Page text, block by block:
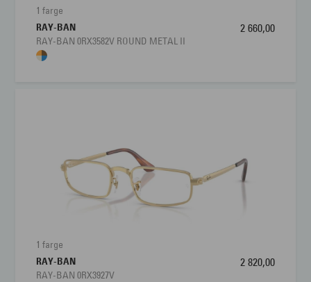
1 farge
RAY-BAN
RAY-BAN 0RX3582V ROUND METAL II
2 660,00
1 farge
RAY-BAN
RAY-BAN 0RX3927V
2 820,00